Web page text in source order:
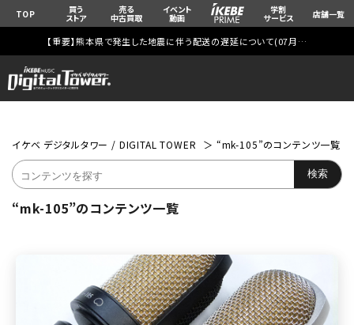
TOP 買う
ストア
売る
中古買取
イベント
動画
学割
サービス 店舗一覧
【重要】熊本県で発生した地震に伴う配送の遅延について(07月29日
イケベ デジタルタワー / DIGITAL TOWER “mk-105”のコンテンツ一覧
“mk-105”のコンテンツ一覧